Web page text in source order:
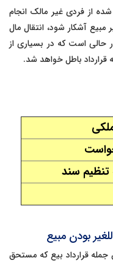
از فردی غیر مالک انجام
آشکار شود، انتقال مال
حالی است که در بسیاری از
قرارداد باطل خواهد شد.
تنظیم سند
بودن مبیع
قرارداد بیع که مستحق